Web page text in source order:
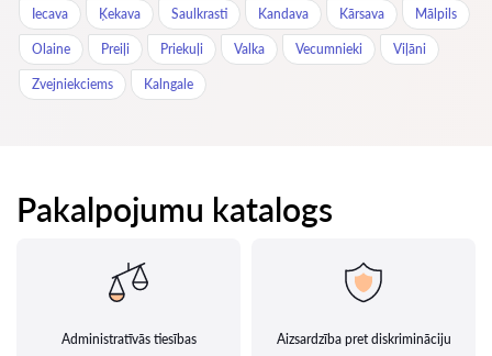
Iecava Ķekava Saulkrasti Kandava Kārsava Mālpils
Olaine Preiļi Priekuļi Valka Vecumnieki Viļāni
Zvejniekciems Kalngale
Pakalpojumu katalogs
Administratīvās tiesības Aizsardzība pret diskrimināciju